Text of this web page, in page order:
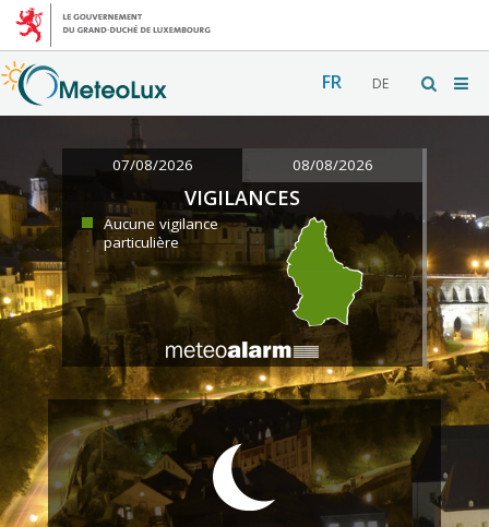
FR DE
07/08/2026 08/08/2026
VIGILANCES
Aucune vigilance
particulière